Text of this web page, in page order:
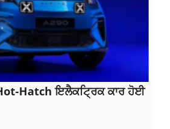
Hatch ਇਲੈਕਟ੍ਰਿਕ ਕਾਰ ਹੋਈ